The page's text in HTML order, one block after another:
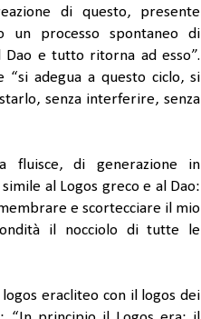
di questo, presente
un processo spontaneo di
e tutto ritorna ad esso”.
“si adegua a questo ciclo, si
senza interferire, senza
fluisce, di generazione in
al Logos greco e al Dao:
e scortecciare il mio
il nocciolo di tutte le
eracliteo con il logos dei